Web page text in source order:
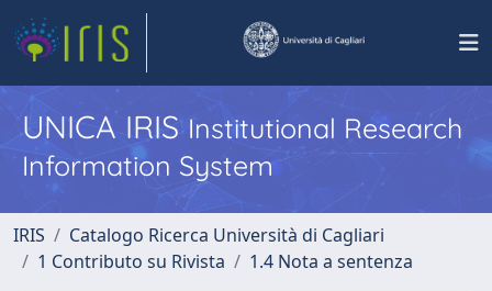
UNICA IRISInstitutional Research
Information System
IRIS
Catalogo Ricerca Università di Cagliari
1 Contributo su Rivista
1.4 Nota a sentenza